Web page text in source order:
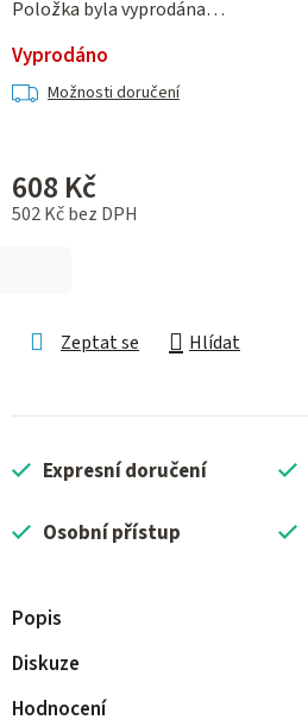
Položka byla vyprodána…
Vyprodáno
Možnosti doručení
608 Kč
502 Kč bez DPH
Zeptat se Hlídat
Expresní doručení
Osobní přístup
Popis
Diskuze
Hodnocení